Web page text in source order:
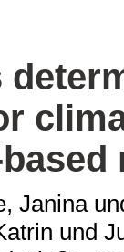
Janina
und